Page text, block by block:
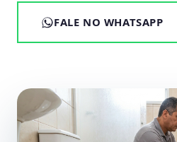
FALE NO WHATSAPP